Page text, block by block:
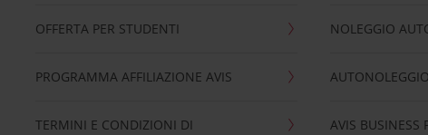
OFFERTA PER STUDENTI
PROGRAMMA AFFILIAZIONE AVIS
TERMINI E CONDIZIONI DI
NOLEGGIO
AVIS BUSINESS